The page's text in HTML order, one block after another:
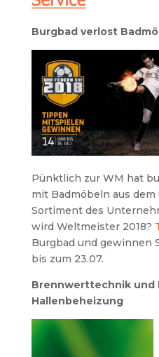
Burgbad verlost
Pünktlich zur WM hat
mit Badmöbeln aus
Sortiment des
wird Weltmeister 2018?
Burgbad und gewinnen
bis zum 23.07.
Brennwerttechnik und
Hallenbeheizung